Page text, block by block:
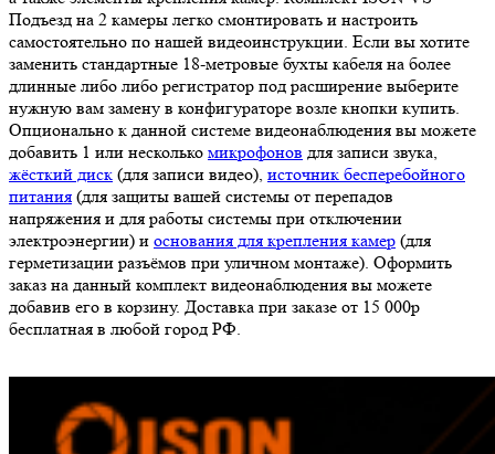
Подъезд на 2 камеры легко смонтировать и настроить
самостоятельно по нашей видеоинструкции. Если вы хотите
заменить стандартные 18-метровые бухты кабеля на более
длинные либо либо регистратор под расширение выберите
нужную вам замену в конфигураторе возле кнопки купить.
Опционально к данной системе видеонаблюдения вы можете
добавить 1 или несколько микрофонов для записи звука,
жёсткий диск (для записи видео), источник бесперебойного
питания (для защиты вашей системы от перепадов
напряжения и для работы системы при отключении
электроэнергии) и основания для крепления камер (для
герметизации разъёмов при уличном монтаже). Оформить
заказ на данный комплект видеонаблюдения вы можете
добавив его в корзину. Доставка при заказе от 15 000р
бесплатная в любой город РФ.